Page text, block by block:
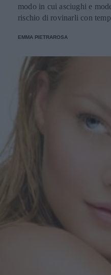
modo in cui asciughi e
rischio di rovinarli con
EMMA PIETRAROSA